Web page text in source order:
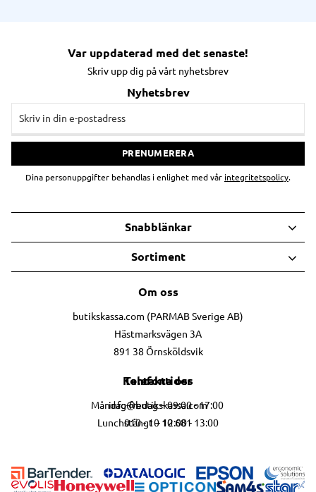
Var uppdaterad med det senaste!
Skriv upp dig på vårt nyhetsbrev
Nyhetsbrev
PRENUMERERA
Dina personuppgifter behandlas i enlighet med vår integritetspolicy.
Om oss
butikskassa.com (PARMAB Sverige AB)
Hästmarksvägen 3A
891 38 Örnsköldsvik
Kontakta oss
info@butikskassa.com
010 - 10 10 681
Telefontider
Måndag-fredag – 09:00 - 17:00
Lunchstängt – 12:00 - 13:00
Snabblänkar
Sortiment